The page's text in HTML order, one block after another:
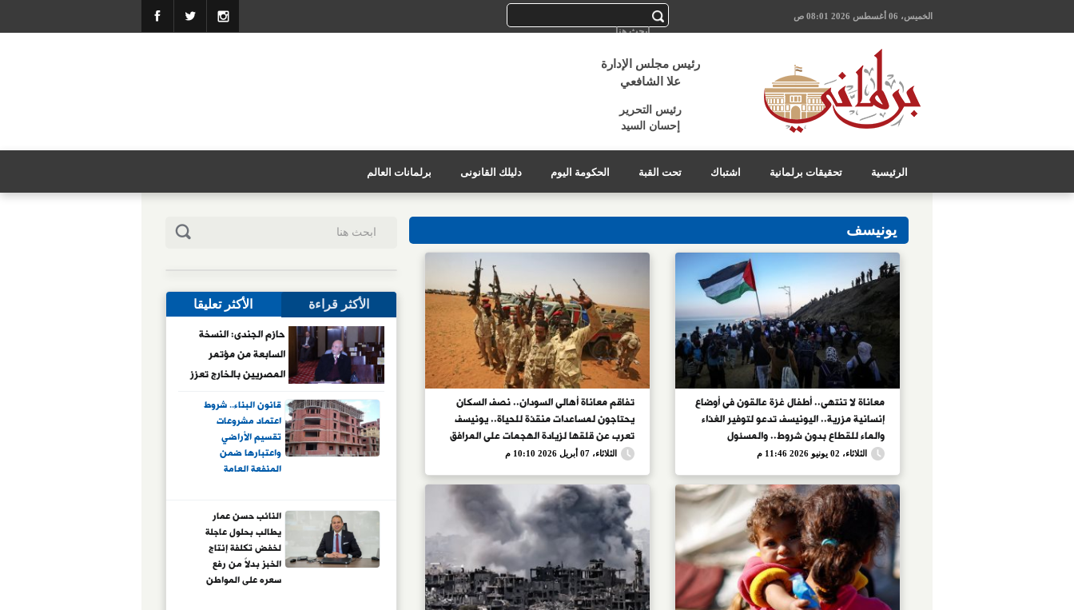
الخميس، 06 أغسطس 2026 08:01 ص
رئيس مجلس الإدارة
علا الشافعي
رئيس التحرير
إحسان السيد
الرئيسية تحقيقات برلمانية اشتباك تحت القبة الحكومة اليوم دليلك القانونى برلمانات العالم
يونيسف
معاناة لا تنتهى.. أطفال غزة عالقون فى أوضاع
إنسانية مزرية.. اليونيسف تدعو لتوفير الغذاء
والماء للقطاع بدون شروط.. والمسئول
الإعلامى: إصابات عديدة من الزواحف والجرذان
الثلاثاء، 02 يونيو 2026 11:46 م
تفاقم معاناة أهالى السودان.. نصف السكان
يحتاجون لمساعدات منقذة للحياة.. يونيسف
تعرب عن قلقها لزيادة الهجمات على المرافق
الصحية.. والصحة العالمية: من أخطر حالات
الانهيار
الثلاثاء، 07 أبريل 2026 10:10 م
الأكثر قراءة الأكثر تعليقا
حازم الجندى: النسخة
السابعة من مؤتمر
المصريين بالخارج تعزز
قانون البناء.. شروط
اعتماد مشروعات
تقسيم الأراضي
واعتبارها ضمن
المنفعة العامة
النائب حسن عمار
يطالب بحلول عاجلة
لخفض تكلفة إنتاج
الخبز بدلاً من رفع
سعره على المواطن